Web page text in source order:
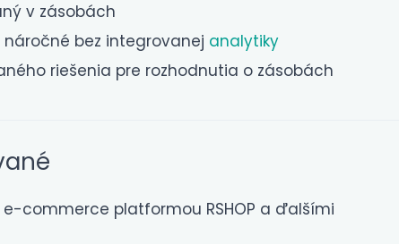
v zásobách
bez integrovanej analytiky
riešenia pre rozhodnutia o zásobách
e-commerce platformou RSHOP a ďalšími